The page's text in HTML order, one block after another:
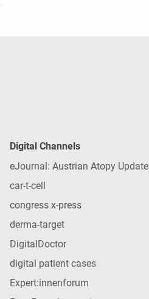
Digital Channels
eJournal: Austrian Atopy Update
car-t-cell
congress x-press
derma-target
DigitalDoctor
digital patient cases
Expert:innenforum